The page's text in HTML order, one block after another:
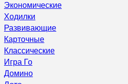
Экономические
Ходилки
Развивающие
Карточные
Классические
Игра Го
Домино